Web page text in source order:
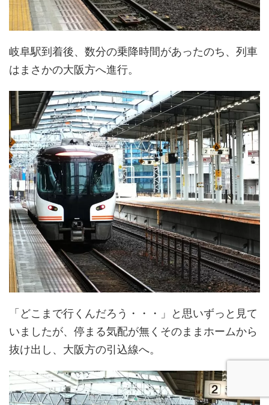
岐阜駅到着後、数分の乗降時間があったのち、列車
はまさかの大阪方へ進行。
「どこまで行くんだろう・・・」と思いずっと見て
いましたが、停まる気配が無くそのままホームから
抜け出し、大阪方の引込線へ。